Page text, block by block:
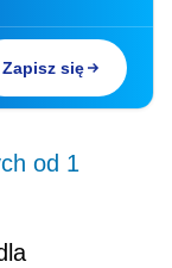
Zapisz się
od 1